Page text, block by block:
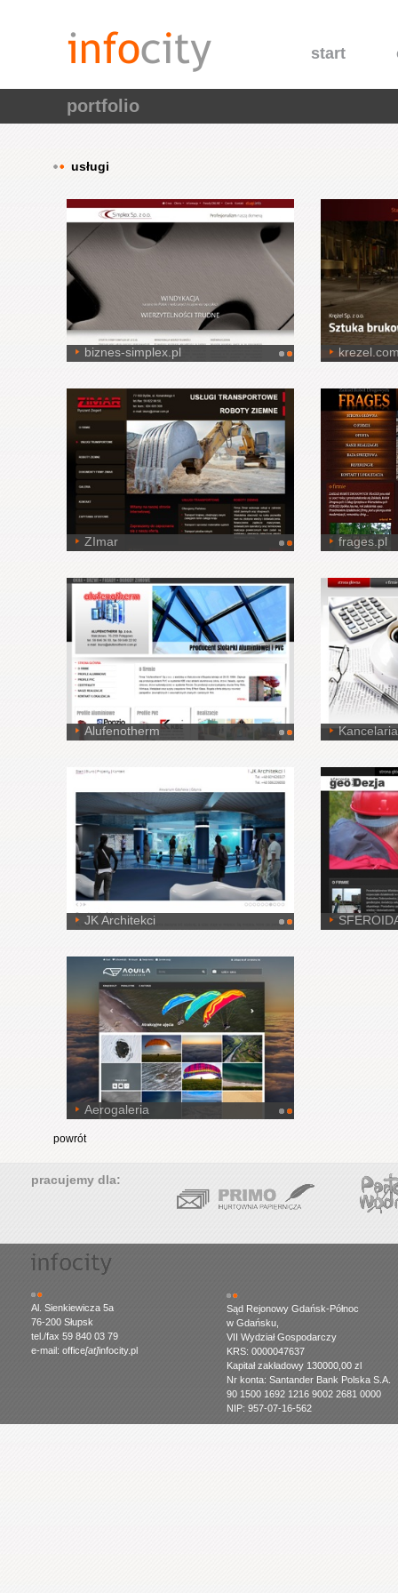
start
portfolio
usługi
biznes-simplex.pl
ZImar frages.pl
Alufenotherm
JK Architekci
Aerogaleria
powrót
pracujemy dla:
Al. Sienkiewicza 5a
76-200 Słupsk
tel./fax 59 840 03 79
e-mail: office[at]infocity.pl
Sąd Rejonowy Gdańsk-Północ
w Gdańsku,
VII Wydział Gospodarczy
KRS: 0000047637
Kapitał zakładowy 130000,00 zl
Nr konta: Santander Bank Polska S.A.
90 1500 1692 1216 9002 2681 0000
NIP: 957-07-16-562